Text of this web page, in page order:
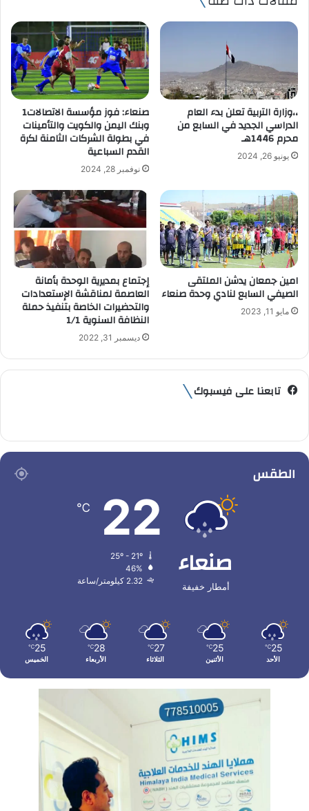
ا
ل
ك
ر
و
ي
،،وزارة التربية تعلن بدء العام
الدراسي الجديد في السابع من
محرم 1446هـ
يونيو 26, 2024
صنعاء: فوز مؤسسة الاتصالات1
وبنك اليمن والكويت والتأمينات
في بطولة الشركات الثامنة لكرة
القدم السباعية
نوفمبر 28, 2024
امين جمعان يدشن الملتقى
الصيفي السابع لنادي وحدة صنعاء
مايو 11, 2023
إجتماع بمديرية الوحدة بأمانة
العاصمة لمناقشة الإستعدادات
والتحضيرات الخاصة بتنفيذ حملة
النظافة السنوية 1/1
ديسمبر 31, 2022
تابعنا على فيسبوك
الطقس
صنعاء
أمطار خفيفة
22
℃
46%
2.32 كيلومتر/ساعة
25
℃
الأحد
25
℃
الأثنين
27
℃
الثلاثاء
28
℃
الأربعاء
25
℃
الخميس